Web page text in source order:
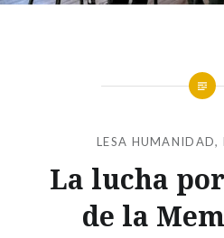
LESA HUMANIDAD,
La lucha
de la